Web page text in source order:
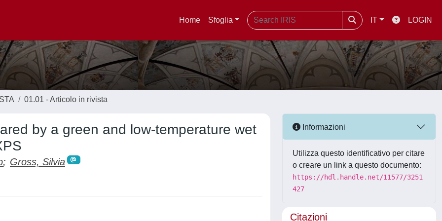
Home Sfoglia IT LOGIN
01.01 - Articolo in rivista
by a green and low-temperature wet
; Gross, Silvia
Informazioni
Utilizza questo identificativo per citare
o creare un link a questo documento:
https://hdl.handle.net/11577/3251
427
Citazioni